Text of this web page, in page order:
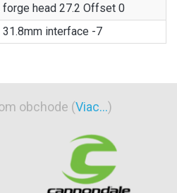
forge head 27.2 Offset 0
31.8mm interface -7
obchode (Viac...)